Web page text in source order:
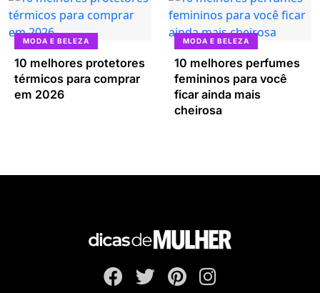
MODA E BELEZA
10 melhores protetores
térmicos para comprar
em 2026
MODA E BELEZA
10 melhores perfumes
femininos para você
ficar ainda mais
cheirosa